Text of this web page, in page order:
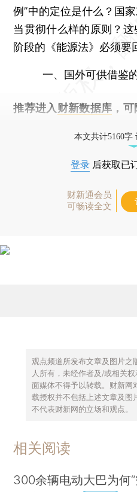
例”中的定位是什么？国
当贯彻什么样的原则？
阶段的《能源法》必须要
一、国外可供借鉴
推荐进入 财新数据库 ，
本文共计5160字
登录 后获取已
财新通会员
可畅读全文
观点频道所发布文章及图片之
人所有，未经作者及/或相关
面媒体不得予以转载。财新网
载授权并不包括上述文章及图
不代表财新网的立场和观点。
相关阅读
300余辆电动大巴为何“